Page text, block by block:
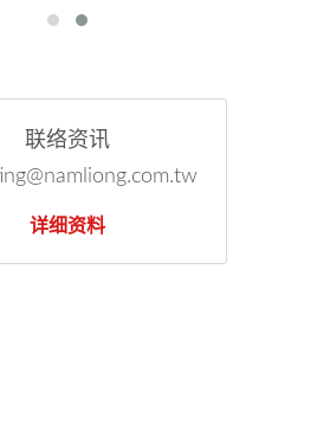
联络资讯
详细资料